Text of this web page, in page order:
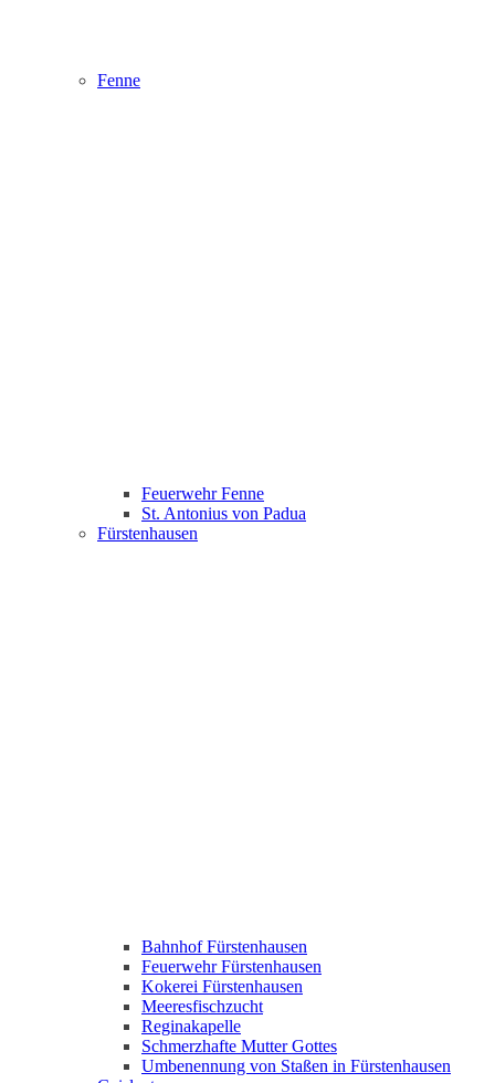
Fenne
Feuerwehr Fenne
St. Antonius von Padua
Fürstenhausen
Bahnhof Fürstenhausen
Feuerwehr Fürstenhausen
Kokerei Fürstenhausen
Meeresfischzucht
Reginakapelle
Schmerzhafte Mutter Gottes
Umbenennung von Staßen in Fürstenhausen